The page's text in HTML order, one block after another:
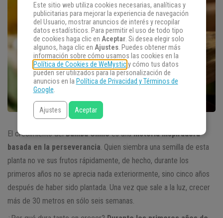
El crecimiento delBambú Chinoes unahistoria inspiradora
basada en la perseverancia . Quien siembra una semilla de esta
planta no ve sus frutos rápidamente, de hecho, durante los
primeros años no se aprecia nada exteriormente, sino cinco años
después de haber sido plantada. Una vez que sale a la luz, crecer
más de 30 metros en sólo seis semanas.
Este sitio web utiliza cookies necesarias, analíticas y
publicitarias para mejorar la experiencia de navegación
del Usuario, mostrar anuncios de interés y recopilar
datos estadísticos. Para permitir el uso de todo tipo
de cookies haga clic en Aceptar. Si desea elegir solo
algunos, haga clic en Ajustes. Puedes obtener más
información sobre cómo usamos las cookies en la
Política de Cookies de WeMysticy cómo tus datos
pueden ser utilizados para la personalización de
anuncios en la Política de Privacidad y Términos de
Google.
Ajustes Aceptar